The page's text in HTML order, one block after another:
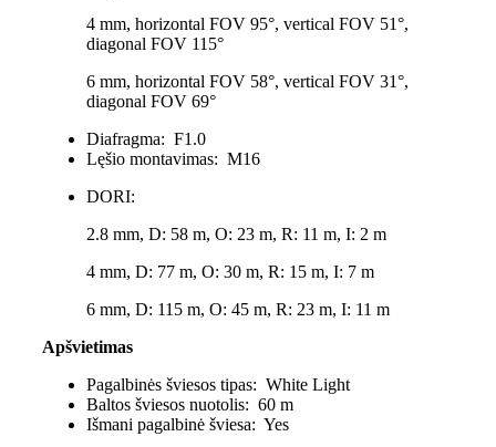
4 mm, horizontal FOV 95°, vertical FOV 51°,
diagonal FOV 115°
6 mm, horizontal FOV 58°, vertical FOV 31°,
diagonal FOV 69°
Diafragma: F1.0
Lęšio montavimas: M16
DORI:
2.8 mm, D: 58 m, O: 23 m, R: 11 m, I: 2 m
4 mm, D: 77 m, O: 30 m, R: 15 m, I: 7 m
6 mm, D: 115 m, O: 45 m, R: 23 m, I: 11 m
Apšvietimas
Pagalbinės šviesos tipas: White Light
Baltos šviesos nuotolis: 60 m
Išmani pagalbinė šviesa: Yes